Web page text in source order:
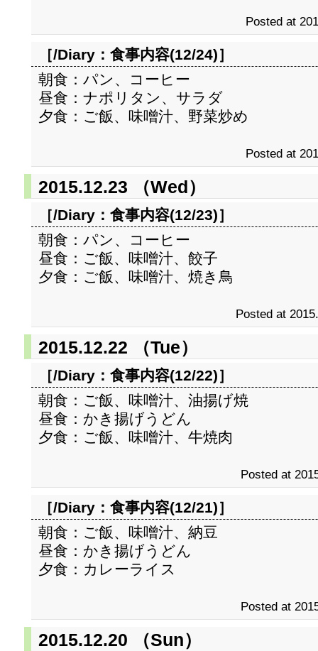
Posted at
［/Diary： 食事内容(12/24)］
朝食：パン、コーヒー
昼食：ナポリタン、サラダ
夕食：ご飯、味噌汁、野菜炒め
Posted at
2015.12.23 （Wed）
［/Diary： 食事内容(12/23)］
朝食：パン、コーヒー
昼食：ご飯、味噌汁、餃子
夕食：ご飯、味噌汁、焼き鳥
Posted at
2015.12.22 （Tue）
［/Diary： 食事内容(12/22)］
朝食：ご飯、味噌汁、油揚げ焼
昼食：かき揚げうどん
夕食：ご飯、味噌汁、牛焼肉
Posted at
［/Diary： 食事内容(12/21)］
朝食：ご飯、味噌汁、納豆
昼食：かき揚げうどん
夕食：カレーライス
Posted at
2015.12.20 （Sun）